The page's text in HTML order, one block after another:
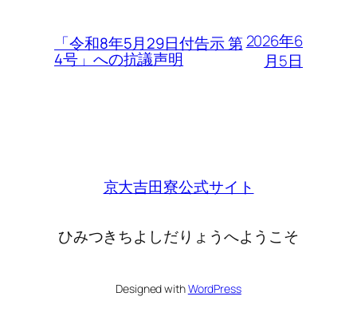
「令和8年5月29日付告示 第
4号」への抗議声明
2026年6
月5日
京大吉田寮公式サイト
ひみつきちよしだりょうへようこそ
Designed withWordPress